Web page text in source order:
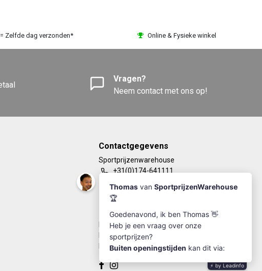
Zelfde dag verzonden* Online & Fysieke winkel
Vragen?
Neem contact met ons op!
Contactgegevens
Sportprijzenwarehouse
+31(0)174-641111
info@sportprijzenwarehouse.nl
Kleine Woerdlaan 19
KvK Number: 63249286
BTW-number: NL002184030B77
Bankrekening: NL67RABO0125923279